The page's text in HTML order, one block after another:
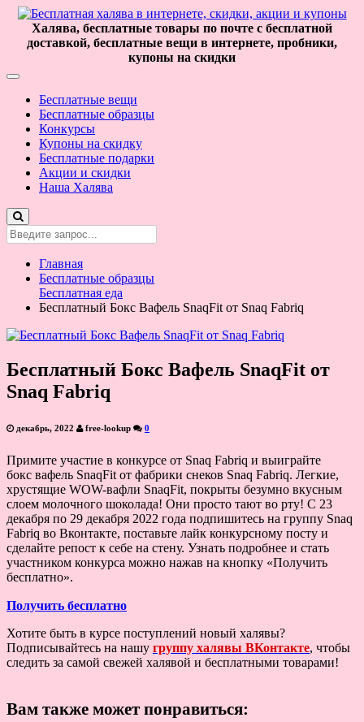
Халява, бесплатные товары по почте с бесплатной
доставкой, бесплатные вещи в интернете, пробники,
купоны на скидки
Бесплатные вещи
Бесплатные образцы
Конкурсы
Купоны на скидку
Бесплатные подарки
Акции и скидки
Наша Халява
Главная
Бесплатные образцы
Бесплатная еда
Бесплатный Бокс Вафель SnaqFit от Snaq Fabriq
Бесплатный Бокс Вафель SnaqFit от
Snaq Fabriq
декабрь, 2022 free-lookup 0
Примите участие в конкурсе от Snaq Fabriq и выиграйте
бокс вафель SnaqFit от фабрики снеков Snaq Fabriq. Легкие,
хрустящие WOW-вафли SnaqFit, покрыты безумно вкусным
слоем молочного шоколада! Они просто тают во рту! С 23
декабря по 29 декабря 2022 года подпишитесь на группу Snaq
Fabriq во Вконтакте, поставьте лайк конкурсному посту и
сделайте репост к себе на стену. Узнать подробнее и стать
участником конкурса можно нажав на кнопку «Получить
бесплатно».
Получить бесплатно
Хотите быть в курсе поступлений новый халявы?
Подписывайтесь на нашу группу халявы ВКонтакте, чтобы
следить за самой свежей халявой и бесплатными товарами!
Вам также может понравиться: